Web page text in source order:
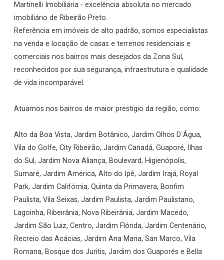
Martinelli Imobiliária - excelência absoluta no mercado
imobiliário de Ribeirão Preto.
Referência em imóveis de alto padrão, somos especialistas
na venda e locação de casas e terrenos residenciais e
comerciais nos bairros mais desejados da Zona Sul,
reconhecidos por sua segurança, infraestrutura e qualidade
de vida incomparável.
Atuamos nos bairros de maior prestígio da região, como:
Alto da Boa Vista, Jardim Botânico, Jardim Olhos D`Água,
Vila do Golfe, City Ribeirão, Jardim Canadá, Guaporé, Ilhas
do Sul, Jardim Nova Aliança, Boulevard, Higienópolis,
Sumaré, Jardim América, Alto do Ipê, Jardim Irajá, Royal
Park, Jardim Califórnia, Quinta da Primavera, Bonfim
Paulista, Vila Seixas, Jardim Paulista, Jardim Paulistano,
Lagoinha, Ribeirânia, Nova Ribeirânia, Jardim Macedo,
Jardim São Luiz, Centro, Jardim Flórida, Jardim Centenário,
Recreio das Acácias, Jardim Ana Maria, San Marco, Vila
Romana, Bosque dos Juritis, Jardim dos Guaporés e Bella